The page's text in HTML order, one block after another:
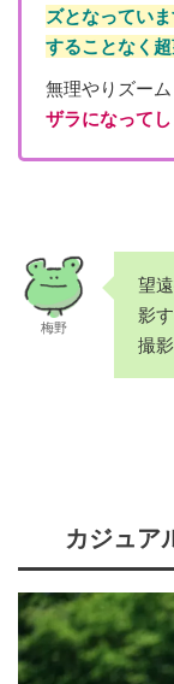
ズとなってい
することなく
無理やりズーム
ザラになってし
梅野
望
影
撮
カジュア